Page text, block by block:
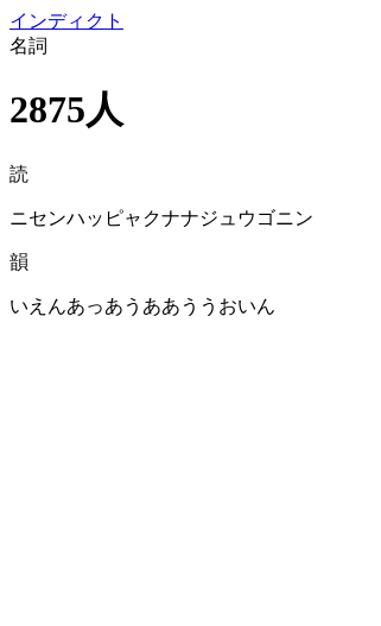
インディクト
名詞
2875人
読
ニセンハッピャクナナジュウゴニン
韻
いえんあっあうああううおいん